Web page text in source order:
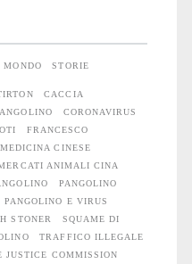
STORIE
CACCIA
CORONAVIRUS
FRANCESCO
MEDICINA CINESE
ANIMALI CINA
PANGOLINO
PANGOLINO E VIRUS
STONER
SQUAME DI
TRAFFICO ILLEGALE
JUSTICE COMMISSION